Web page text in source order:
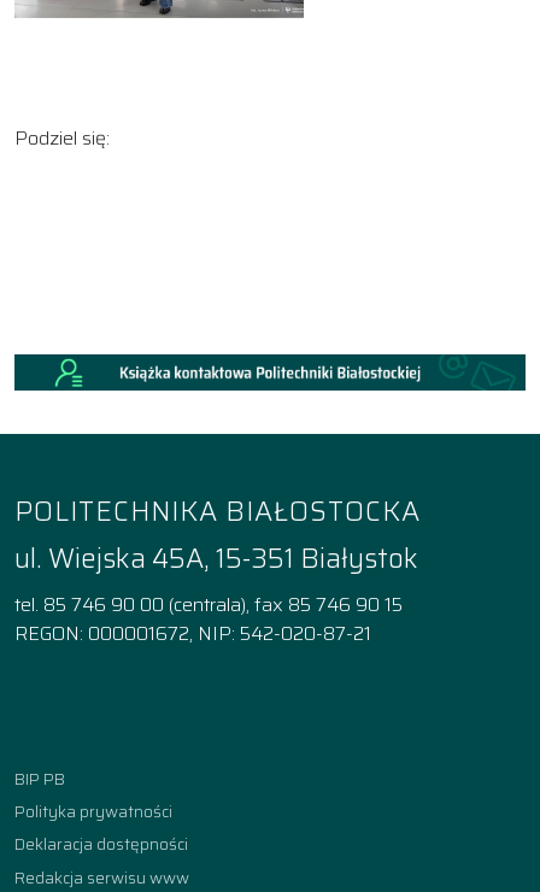
Podziel się:
POLITECHNIKA BIAŁOSTOCKA
ul. Wiejska 45A, 15-351 Białystok
tel. 85 746 90 00 (centrala), fax 85 746 90 15
REGON: 000001672, NIP: 542-020-87-21
BIP PB
Polityka prywatności
Deklaracja dostępności
Redakcja serwisu www